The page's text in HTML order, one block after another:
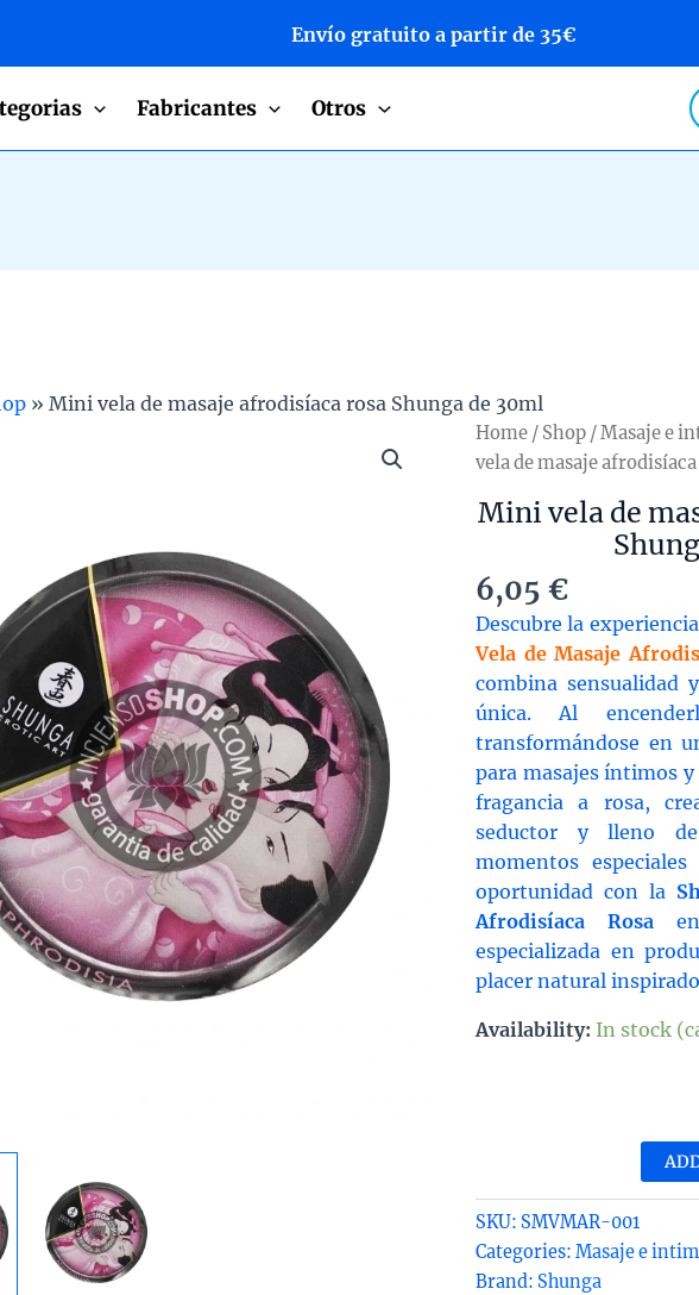
Envío gratuito a partir de 35€
Fabricantes Otros
» Mini vela de masaje afrodisíaca rosa Shunga de 30ml
Home / Shop /Masaje e
vela de masaje
Mini vela de
6,05 €
Descubre la
Vela de Masaje
combina sensualidad
única. Al
transformándose en
para masajes íntimos
fragancia a rosa,
seductor y lleno
momentos
oportunidad con la
Afrodisíaca Rosa
especializada en
placer natural
Availability: In stock
de
SKU: SMVMAR-001
Categories: Masaje e
Brand: Shunga